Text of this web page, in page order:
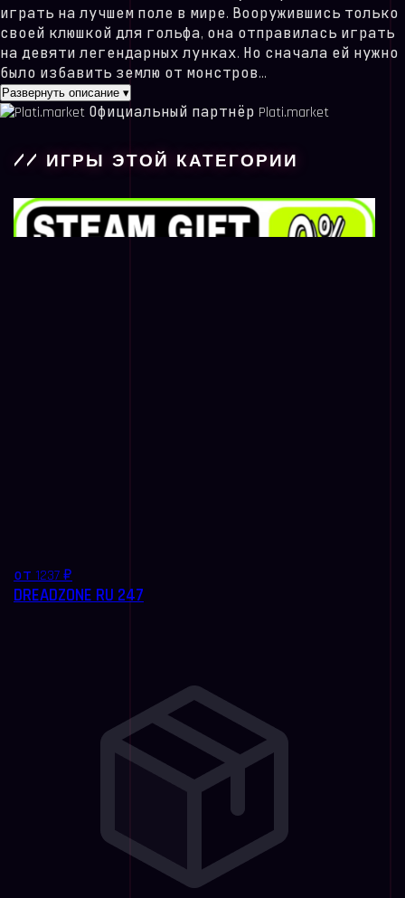
играть на лучшем поле в мире. Вооружившись только
своей клюшкой для гольфа, она отправилась играть
на девяти легендарных лунках. Но сначала ей нужно
было избавить землю от монстров...
Развернуть описание ▾
Официальный партнёр Plati.market
// ИГРЫ ЭТОЙ КАТЕГОРИИ
от 1237 ₽
DREADZONE RU 247